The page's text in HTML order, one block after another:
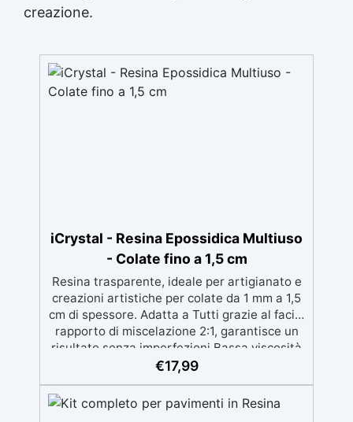
creazione.
iCrystal - Resina Epossidica Multiuso
- Colate fino a 1,5 cm
Resina trasparente, ideale per artigianato e
creazioni artistiche per colate da 1 mm a 1,5
cm di spessore. Adatta a Tutti grazie al facile
rapporto di miscelazione 2:1, garantisce un
risultato senza imperfezioni Bassa viscosità
per colate senza bolle, compatibile con
materiali. Certificata post-catalisi atossica e
sicura per il contatto con la pelle, Bpa Free e
€17,99